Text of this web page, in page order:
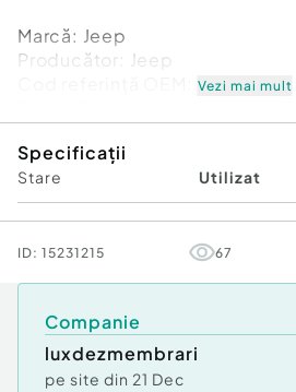
Marcă: Jeep
Producător: Jeep
Cod referinţă OEM: 48695743
Garanție
Vezi mai mult
Specificații
Stare Utilizat
ID: 15231215 67
Companie
luxdezmembrari
pe site din 21 Dec